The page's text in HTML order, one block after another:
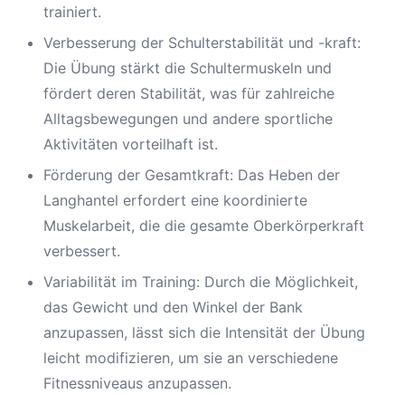
trainiert.
Verbesserung der Schulterstabilität und -kraft:
Die Übung stärkt die Schultermuskeln und
fördert deren Stabilität, was für zahlreiche
Alltagsbewegungen und andere sportliche
Aktivitäten vorteilhaft ist.
Förderung der Gesamtkraft: Das Heben der
Langhantel erfordert eine koordinierte
Muskelarbeit, die die gesamte Oberkörperkraft
verbessert.
Variabilität im Training: Durch die Möglichkeit,
das Gewicht und den Winkel der Bank
anzupassen, lässt sich die Intensität der Übung
leicht modifizieren, um sie an verschiedene
Fitnessniveaus anzupassen.